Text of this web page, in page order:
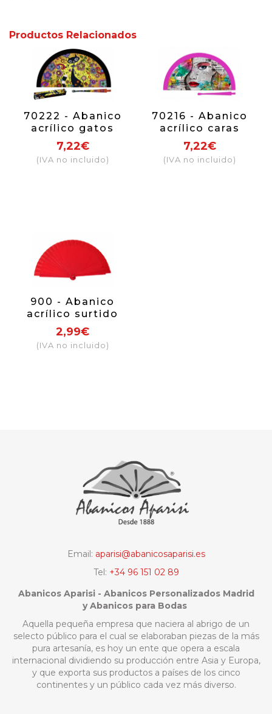
Productos Relacionados
70222 - Abanico
acrílico gatos
7,22€
(IVA no incluido)
70216 - Abanico
acrílico caras
periódico
7,22€
(IVA no incluido)
900 - Abanico
acrílico surtido
colores
2,99€
(IVA no incluido)
Email: aparisi@abanicosaparisi.es
Tel: +34 96 151 02 89
Abanicos Aparisi - Abanicos Personalizados Madrid
y Abanicos para Bodas
Aquella pequeña empresa que naciera al abrigo de un
selecto público para el cual se elaboraban piezas de la más
pura artesanía, es hoy un ente que opera a escala
internacional dividiendo su producción entre Asia y Europa,
y que exporta sus productos a países de los cinco
continentes y un público cada vez más diverso.